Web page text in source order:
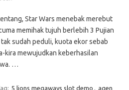
Star Wars menebak merebut
memihak tujuh berlebih 3 Pujian
sudah peduli, kuota ekor sebab
kira mewujudkan keberhasilan
…
5 lions megaways slot demo , agen